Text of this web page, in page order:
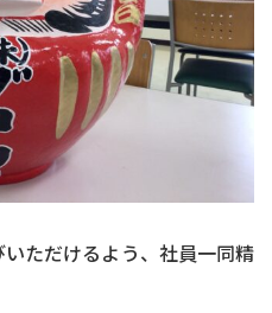
ただけるよう、社員一同精